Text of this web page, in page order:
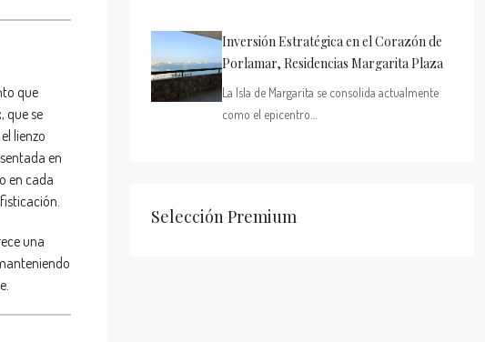
que
, que se
lienzo
en
en cada
una
Inversión Estratégica en el Corazón de
Porlamar, Residencias Margarita Plaza
La Isla de Margarita se consolida actualmente
como el epicentro…
Selección Premium